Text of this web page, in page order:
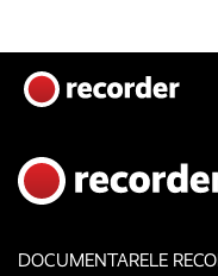
DOCUMENTARELE